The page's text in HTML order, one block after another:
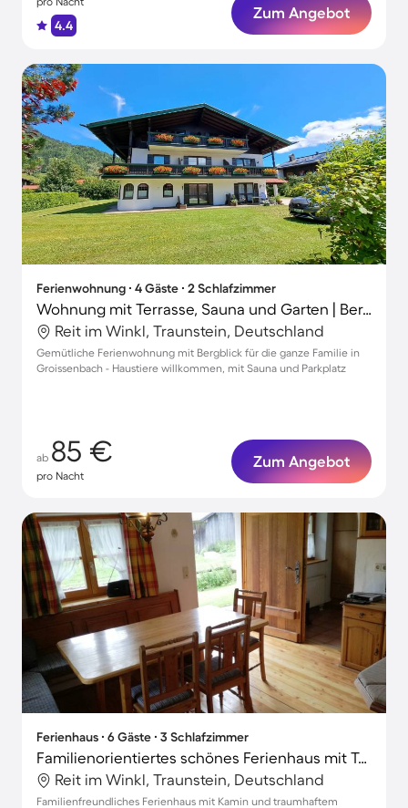
4.4
Zum Angebot
Ferienwohnung ∙ 4 Gäste ∙ 2 Schlafzimmer
Wohnung mit Terrasse, Sauna und Garten | Bergblick
Reit im Winkl, Traunstein, Deutschland
Gemütliche Ferienwohnung mit Bergblick für die ganze Familie in
Groissenbach - Haustiere willkommen, mit Sauna und Parkplatz
ab 85 €
pro Nacht
Zum Angebot
Ferienhaus ∙ 6 Gäste ∙ 3 Schlafzimmer
Familienorientiertes schönes Ferienhaus mit Terrasse, Grill und Garten | Bergblick | Haustierfreundlich
Reit im Winkl, Traunstein, Deutschland
Familienfreundliches Ferienhaus mit Kamin und traumhaftem